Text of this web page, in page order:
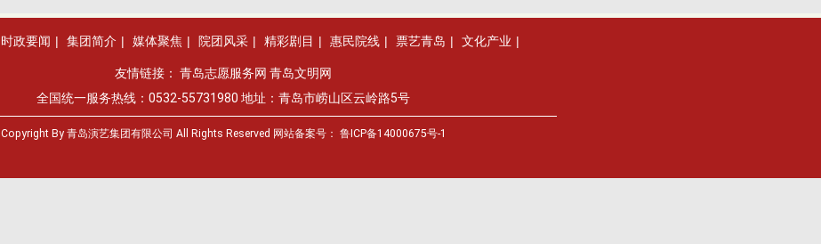
时政要闻 | 集团简介 | 媒体聚焦 | 院团风采 | 精彩剧目 | 惠民院线 | 票艺青岛 | 文化产业 |
友情链接： 青岛志愿服务网 青岛文明网
全国统一服务热线：0532-55731980 地址：青岛市崂山区云岭路5号
Copyright By 青岛演艺集团有限公司 All Rights Reserved 网站备案号： 鲁ICP备14000675号-1